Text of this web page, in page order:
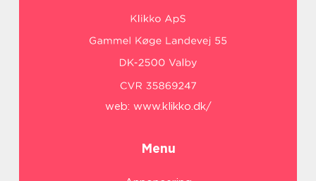
web: www.klikko.dk/
Menu